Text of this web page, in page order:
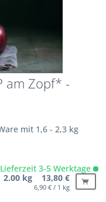
am Zopf* -
mit 1,6 - 2,3 kg
Lieferzeit 3-5 Werktage
2.00 kg 13,80 €
6,90 € / 1 kg